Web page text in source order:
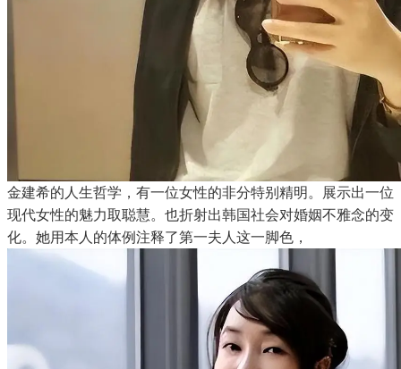
金建希的人生哲学，有一位女性的非分特别精明。展示出一位
现代女性的魅力取聪慧。也折射出韩国社会对婚姻不雅念的变
化。她用本人的体例注释了第一夫人这一脚色，